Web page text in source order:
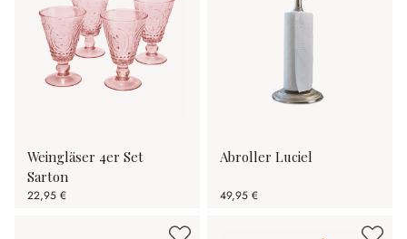
Weingläser 4er Set
Sarton
22,95 €
Abroller Luciel
49,95 €